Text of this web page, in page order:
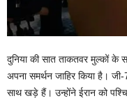
दुनिया की सात ताकतवर मुल्कों के
अपना समर्थन जाहिर किया है।
साथ खड़े हैं। उन्होंने ईरान को